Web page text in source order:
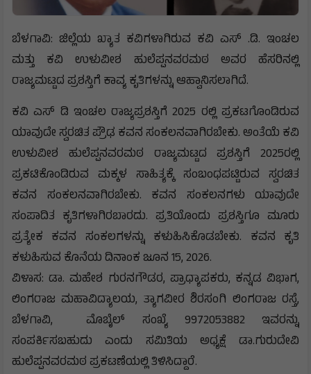
ಬೆಳಗಾವಿ: ಜಿಲ್ಲೆಯ ಖ್ಯಾತ ಕವಿಗಳಾಗಿರುವ ಕವಿ ಎಸ್ .ಡಿ. ಇಂಚಲ
ಮತ್ತು ಕವಿ ಉಳುವೀಶ ಹುಲೆಪ್ಪನವರಮಠ ಅವರ ಹೆಸರಿನಲ್ಲಿ
ರಾಜ್ಯಮಟ್ಟದ ಪ್ರಶಸ್ತಿಗೆ ಕಾವ್ಯ ಕೃತಿಗಳನ್ನು ಆಹ್ವಾನಿಸಲಾಗಿದೆ.
ಕವಿ ಎಸ್ ಡಿ ಇಂಚಲ ರಾಜ್ಯಪ್ರಶಸ್ತಿಗೆ 2025 ರಲ್ಲಿ ಪ್ರಕಟಗೊಂಡಿರುವ
ಯಾವುದೇ ಸ್ವರಚಿತ ಪ್ರೌಢ ಕವನ ಸಂಕಲನವಾಗಿರಬೇಕು. ಅಂತೆಯೆ ಕವಿ
ಉಳುವೀಶ ಹುಲೆಪ್ಪನವರಮಠ ರಾಜ್ಯಮಟ್ಟದ ಪ್ರಶಸ್ತಿಗೆ 2025ರಲ್ಲಿ
ಪ್ರಕಟಿಕೊಂಡಿರುವ ಮಕ್ಕಳ ಸಾಹಿತ್ಯಕ್ಕೆ ಸಂಬಂಧಪಟ್ಟಿರುವ ಸ್ವರಚಿತ
ಕವನ ಸಂಕಲನವಾಗಿರಬೇಕು. ಕವನ ಸಂಕಲನಗಳು ಯಾವುದೇ
ಸಂಪಾದಿತ ಕೃತಿಗಳಾಗಿರಬಾರದು. ಪ್ರತಿಯೊಂದು ಪ್ರಶಸ್ತಿಗೂ ಮೂರು
ಪ್ರತ್ಯೇಕ ಕವನ ಸಂಕಲಗಳನ್ನು ಕಳುಹಿಸಿಕೊಡಬೇಕು. ಕವನ ಕೃತಿ
ಕಳುಹಿಸುವ ಕೊನೆಯ ದಿನಾಂಕ ಜೂನ 15, 2026.
ವಿಳಾಸ: ಡಾ. ಮಹೇಶ ಗುರನಗೌಡರ, ಪ್ರಾಧ್ಯಾಪಕರು, ಕನ್ನಡ ವಿಭಾಗ,
ಲಿಂಗರಾಜ ಮಹಾವಿದ್ಯಾಲಯ, ತ್ಯಾಗವೀರ ಶಿರಸಂಗಿ ಲಿಂಗರಾಜ ರಸ್ತೆ,
ಬೆಳಗಾವಿ, ಮೊಬೈಲ್ ಸಂಖ್ಯೆ 9972053882 ಇವರನ್ನು
ಸಂಪರ್ಕಿಸಬಹುದು ಎಂದು ಸಮಿತಿಯ ಅಧ್ಯಕ್ಷೆ ಡಾ.ಗುರುದೇವಿ
ಹುಲೆಪ್ಪನವರಮಠ ಪ್ರಕಟಣೆಯಲ್ಲಿ ತಿಳಿಸಿದ್ದಾರೆ.